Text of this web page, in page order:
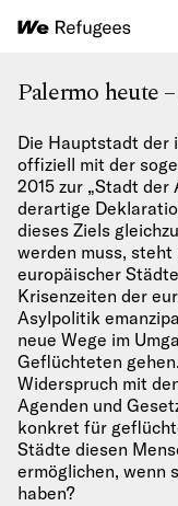
Palermo heute
Die Hauptstadt der
offiziell mit der
2015 zur „Stadt
derartige
dieses Ziels
werden muss, steht
europäischer
Krisenzeiten der
Asylpolitik
neue Wege im
Geflüchteten
Widerspruch mit
Agenden und
konkret für
Städte diesen
ermöglichen, wenn
haben?